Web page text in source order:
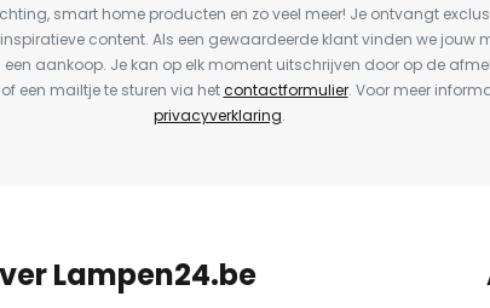
smart home producten en zo veel meer! Je ontvangt
content. Als een gewaardeerde klant vinden we jouw
aankoop. Je kan op elk moment uitschrijven door op de
een mailtje te sturen via hetcontactformulier. Voor meer
privacyverklaring.
Lampen24.be